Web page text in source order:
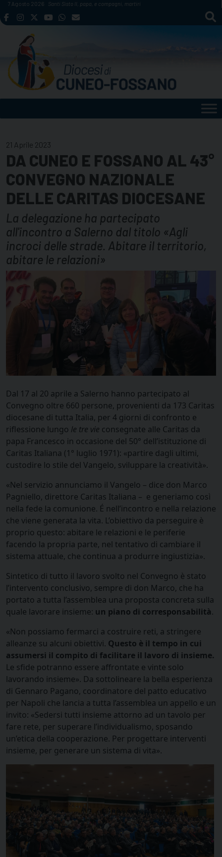
Skip
to
7 Agosto 2026 Santi Sisto II, papa, e compagni, martiri
21 Aprile 2023
DA CUNEO E FOSSANO AL 43°
CONVEGNO NAZIONALE
DELLE CARITAS DIOCESANE
La delegazione ha partecipato
all'incontro a Salerno dal titolo «Agli
incroci delle strade. Abitare il territorio,
abitare le relazioni»
Dal 17 al 20 aprile a Salerno hanno partecipato al
Convegno oltre 660 persone, provenienti da 173 Caritas
diocesane di tutta Italia, per 4 giorni di confronto e
riflessione lungo le tre vie consegnate alle Caritas da
papa Francesco in occasione del 50° dell’istituzione di
Caritas Italiana (1° luglio 1971): «partire dagli ultimi,
custodire lo stile del Vangelo, sviluppare la creatività».
«Nel servizio annunciamo il Vangelo – dice don Marco
Pagniello, direttore Caritas Italiana – e generiamo così
nella fede la comunione. É nell’incontro e nella relazione
che viene generata la vita. L’obiettivo da perseguire è
proprio questo: abitare le relazioni e le periferie
facendo la propria parte, nel tentativo di cambiare il
sistema attuale, che continua a produrre ingiustizia».
Sintetico di tutto il lavoro svolto nel Convegno è stato
l’intervento conclusivo, sempre di don Marco, che ha
portato a tutta l’assemblea una proposta concreta sulla
quale lavorare insieme: un piano di corresponsabilità.
«Non possiamo fermarci a costruire reti, a stringere
alleanze su alcuni obiettivi. Questo è il tempo in cui
assumersi il compito di facilitare il lavoro di insieme.
Le sfide potranno essere affrontate e vinte solo
lavorando insieme». Da sottolineare la bella esperienza
di Gennaro Pagano, coordinatore del patto educativo
per Napoli che lancia a tutta l’assemblea un appello e un
invito: «Sedersi tutti insieme attorno ad un tavolo per
fare rete, per superare l’individualismo, sposando
un’etica della cooperazione. Per progettare interventi
insieme, per generare un sistema di vita».